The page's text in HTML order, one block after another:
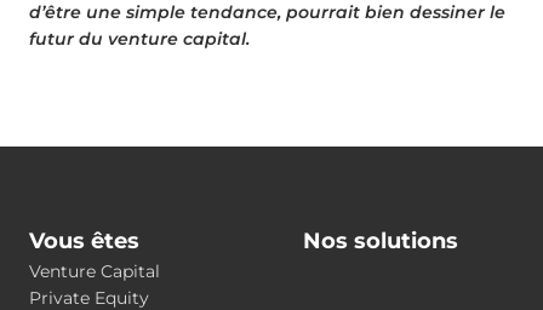
d’être une simple tendance, pourrait bien dessiner le
futur du venture capital.
Vous êtes
Venture Capital
Private Equity
Nos solutions